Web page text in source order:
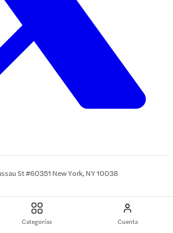
Categorías Cuenta
St #60351 New York, NY 10038